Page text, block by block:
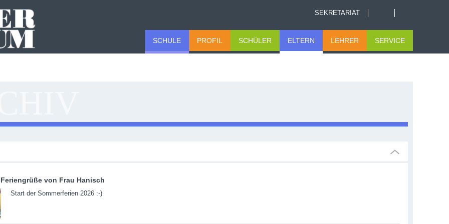
SEKRETARIAT
SCHULE PROFIL SCHÜLER ELTERN LEHRER SERVICE
Feriengrüße von Frau Hanisch
Start der Sommerferien 2026 :-)